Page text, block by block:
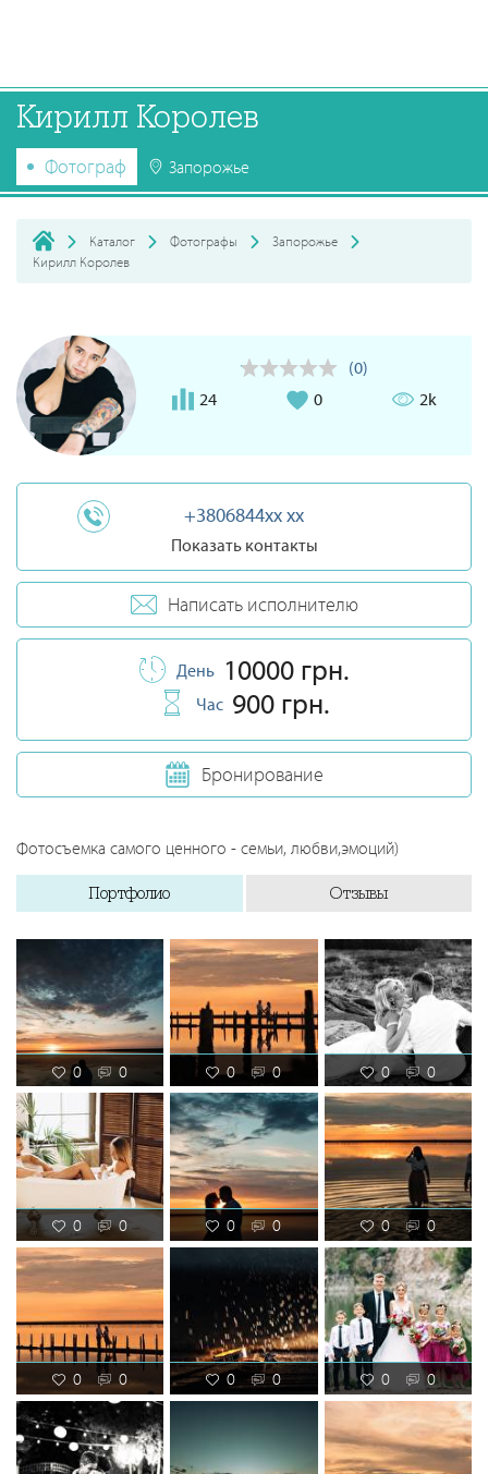
Кирилл Королев
Фотограф Запорожье
Каталог Фотографы
Запорожье
Кирилл Королев
(0)
24
0 2k
+3806844xx xx
Показать контакты
Написать исполнителю
День 10000 грн.
Час 900 грн.
Бронирование
Фотосъемка самого ценного - семьи, любви,эмоций)
Портфолио Отзывы
0 0 0 0 0 0
0 0 0 0 0 0
0 0 0 0 0 0